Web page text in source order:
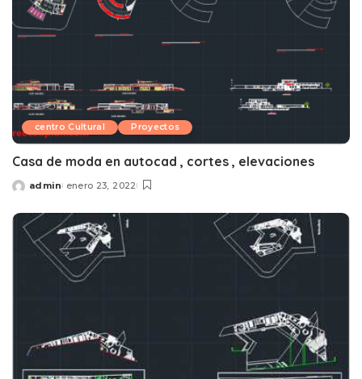
centro Cultural Proyectos
Casa de moda en autocad , cortes , elevaciones
Posted
admin enero 23, 2022